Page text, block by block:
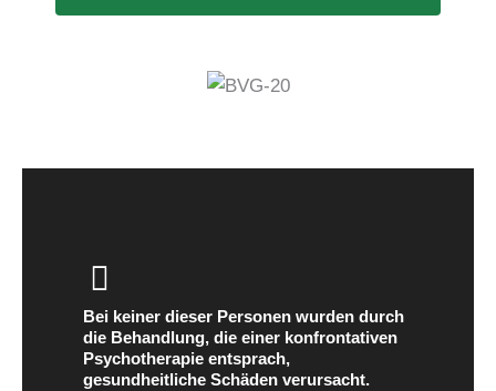
Bei keiner dieser Personen wurden durch
die Behandlung, die einer konfrontativen
Psychotherapie entsprach,
gesundheitliche Schäden verursacht.